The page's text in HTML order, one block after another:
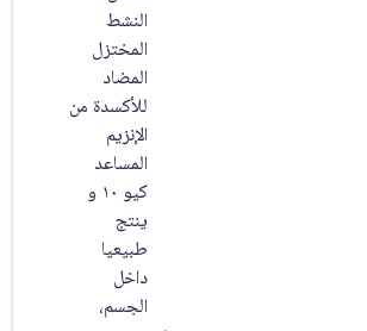
النشط
المختزل
المضاد
للأكسدة من
الإنزيم
المساعد
كيو ۱۰ و
ينتج
طبيعيا
داخل
الجسم،